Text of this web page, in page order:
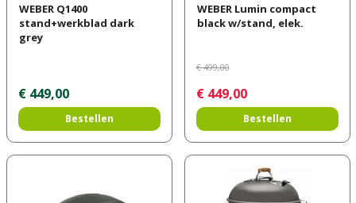
WEBER Q1400
stand+werkblad dark
grey
€ 449,00
Bestellen
WEBER Lumin compact
black w/stand, elek.
€ 499,00
€ 449,00
Bestellen